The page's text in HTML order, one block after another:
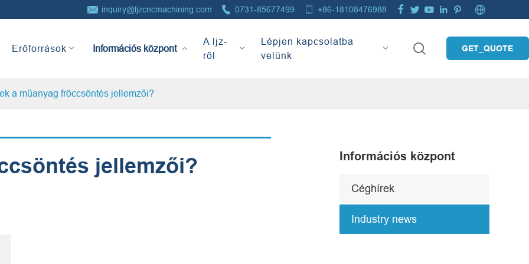
 inquiry@ljzcncmachining.com  0731-85677499  +86-18108476988      
Erőforrások
központ
A ljz-
ről
Lépjen kapcsolatba
velünk
 GET_QUOTE
a műanyag fröccsöntés jellemzői?
jellemzői? Információs központ
Céghírek
Industry news